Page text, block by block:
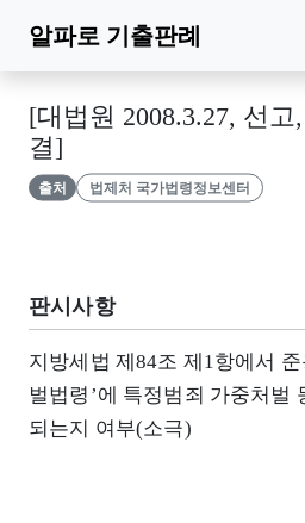
알파로 기출판례
[대법원 2008.3.27, 선고
결]
출처 법제처 국가법령정보센터
판시사항
지방세법 제84조 제1항에서
벌법령’에 특정범죄 가중처벌
되는지 여부(소극)